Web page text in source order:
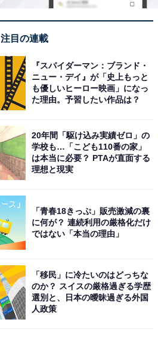
注目の連載
『スパイダーマン：ブランド・
ニュー・デイ』が「史上もっと
も優しいヒーロー映画」になっ
た理由。予習したい作品は？
20年間「駆け込み実績ゼロ」の
学校も…「こども110番の家」
は本当に必要？ PTAが直面する
理想と現実
「青春18きっぷ」販売激減の裏
に何が？ 連続利用の厳格化だけ
ではない「本当の理由」
「移民」に冷たいのはどっちな
のか？ スイスの厳格過ぎる学歴
選別と、日本の曖昧過ぎる外国
人政策